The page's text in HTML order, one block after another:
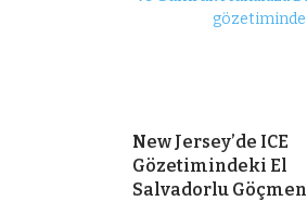
New Jersey’de ICE
Gözetimindeki El
Salvadorlu Göçmen